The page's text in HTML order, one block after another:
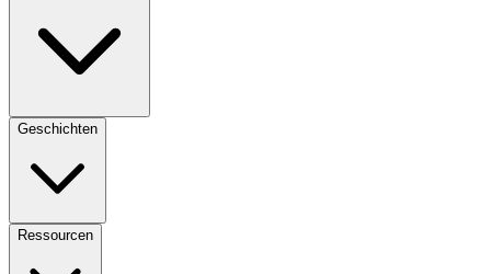
Geschichten
Ressourcen